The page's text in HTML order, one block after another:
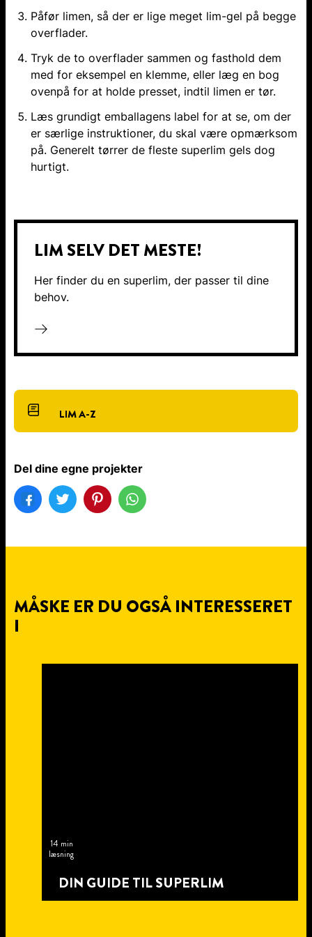
Påfør limen, så der er lige meget lim-gel på begge
overflader.
Tryk de to overflader sammen og fasthold dem
med for eksempel en klemme, eller læg en bog
ovenpå for at holde presset, indtil limen er tør.
Læs grundigt emballagens label for at se, om der
er særlige instruktioner, du skal være opmærksom
på. Generelt tørrer de fleste superlim gels dog
hurtigt.
LIM SELV DET MESTE!
Her finder du en superlim, der passer til dine
behov.
LIM A-Z
Del dine egne projekter
MÅSKE ER DU OGSÅ INTERESSERET
I
14 min
læsning
DIN GUIDE TIL SUPERLIM